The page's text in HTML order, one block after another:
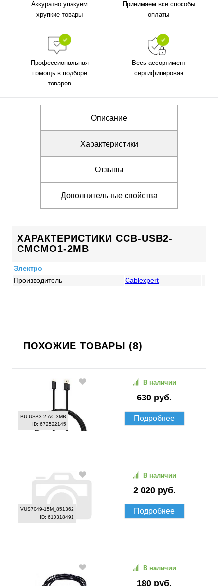
Аккуратно упакуем
хрупкие товары
Принимаем все способы
оплаты
Профессиональная
помощь в подборе
товаров
Весь ассортимент
сертифицирован
Описание
Характеристики
Отзывы
Дополнительные свойства
ХАРАКТЕРИСТИКИ CCB-USB2-
CMCMO1-2MB
Электро
Производитель
Cablexpert
ПОХОЖИЕ ТОВАРЫ (8)
BU-USB3.2-AC-3MB
ID: 672522145
630 руб.
В наличии
Подробнее
VUS7049-15M_851362
ID: 610318491
2 020 руб.
В наличии
Подробнее
180 руб.
В наличии